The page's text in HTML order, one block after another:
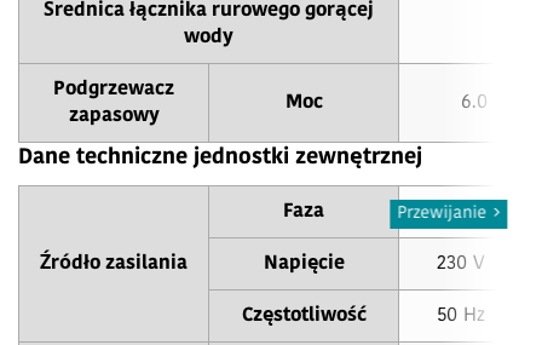
Średnica łącznika rurowego gorącej
wody
Podgrzewacz
zapasowy
Moc 6.0
Dane techniczne jednostki zewnętrznej
Źródło zasilania
Faza 1 ø
Napięcie 230 V
Częstotliwość 50 Hz
Przewijanie